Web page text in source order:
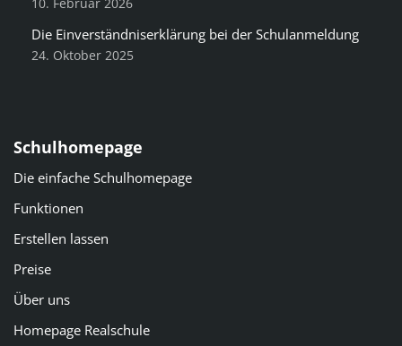
10. Februar 2026
Die Einverständniserklärung bei der Schulanmeldung
24. Oktober 2025
Schulhomepage
Die einfache Schulhomepage
Funktionen
Erstellen lassen
Preise
Über uns
Homepage Realschule